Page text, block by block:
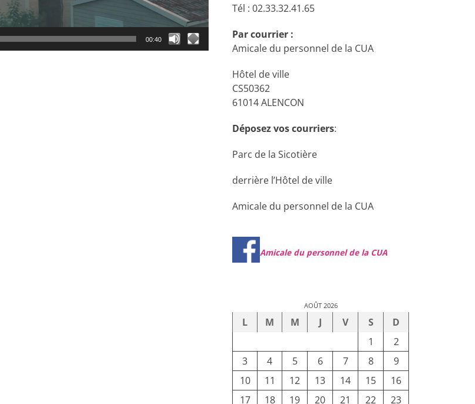
00:40
Tél : 02.33.32.41.65
Par courrier :
Amicale du personnel de la CUA
Hôtel de ville
CS50362
61014 ALENCON
Déposez vos courriers:
Parc de la Sicotière
derrière l’Hôtel de ville
Amicale du personnel de la CUA
Amicale du personnel de la CUA
AOÛT 2026
L M M J V S
D
1
2
3
4 5 6 7 8
9
10
11 12 13 14 15
16
17
18 19 20 21 22 23